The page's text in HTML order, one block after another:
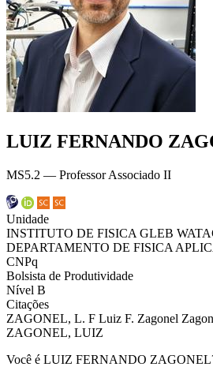
LUIZ FERNANDO
MS5.2 — Professor Associado II
Unidade
INSTITUTO DE FISICA GLEB
DEPARTAMENTO DE FISICA
CNPq
Bolsista de Produtividade
Nível B
Citações
ZAGONEL, L. F Luiz F. Zagonel
ZAGONEL, LUIZ
Você é LUIZ FERNANDO